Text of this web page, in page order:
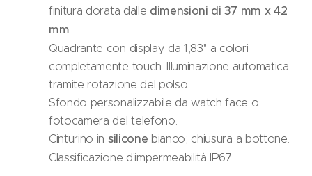
finitura dorata dalle dimensioni di 37 mm x 42
mm
Quadrante con display da 1,83'' a colori
completamente touch. Illuminazione automatica
tramite rotazione del polso.
Sfondo personalizzabile da watch face o
fotocamera del telefono.
Cinturino in silicone bianco; chiusura a bottone.
Classificazione d'impermeabilità IP67.